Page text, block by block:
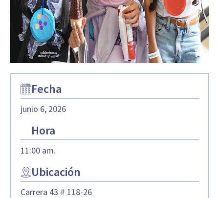
Fecha
junio 6, 2026
Hora
11:00 am.
Ubicación
Carrera 43 # 118-26